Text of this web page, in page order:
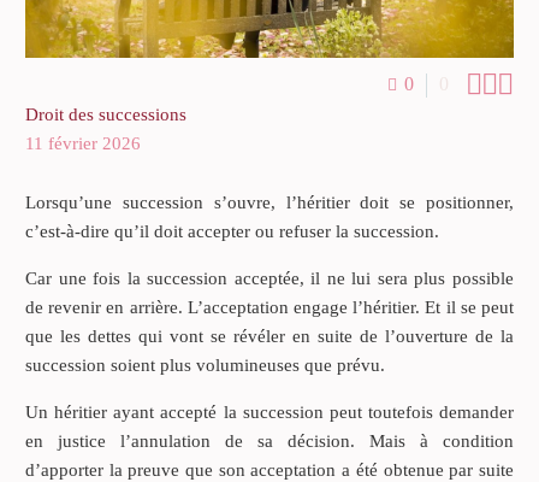
0 0 
Droit des successions
11 février 2026
Lorsqu’une succession s’ouvre, l’héritier doit se positionner,
c’est-à-dire qu’il doit accepter ou refuser la succession.
Car une fois la succession acceptée, il ne lui sera plus possible
de revenir en arrière. L’acceptation engage l’héritier. Et il se peut
que les dettes qui vont se révéler en suite de l’ouverture de la
succession soient plus volumineuses que prévu.
Un héritier ayant accepté la succession peut toutefois demander
en justice l’annulation de sa décision. Mais à condition
d’apporter la preuve que son acceptation a été obtenue par suite